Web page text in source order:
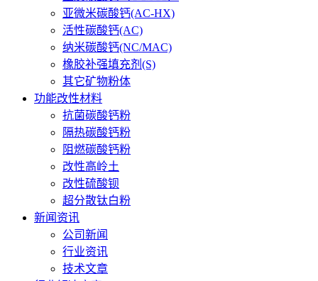
亚微米碳酸钙(AC-HX)
活性碳酸钙(AC)
纳米碳酸钙(NC/MAC)
橡胶补强填充剂(S)
其它矿物粉体
功能改性材料
抗菌碳酸钙粉
隔热碳酸钙粉
阻燃碳酸钙粉
改性高岭土
改性硫酸钡
超分散钛白粉
新闻资讯
公司新闻
行业资讯
技术文章